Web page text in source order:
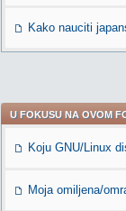
Kako nauciti
U FOKUSU NA OVOM
Koju GNU/Linux
Moja omiljena/